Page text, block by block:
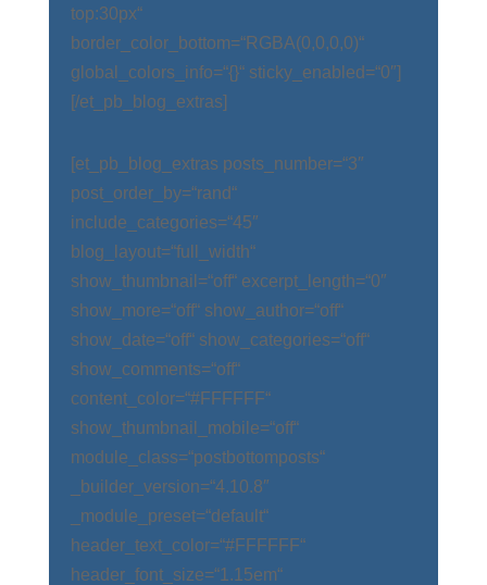
top:30px“
border_color_bottom=“RGBA(0,0,0,0)“
global_colors_info=“{}“ sticky_enabled=“0″]
[/et_pb_blog_extras]
[et_pb_blog_extras posts_number=“3″
post_order_by=“rand“
include_categories=“45″
blog_layout=“full_width“
show_thumbnail=“off“ excerpt_length=“0″
show_more=“off“ show_author=“off“
show_date=“off“ show_categories=“off“
show_comments=“off“
content_color=“#FFFFFF“
show_thumbnail_mobile=“off“
module_class=“postbottomposts“
_builder_version=“4.10.8″
_module_preset=“default“
header_text_color=“#FFFFFF“
header_font_size=“1.15em“